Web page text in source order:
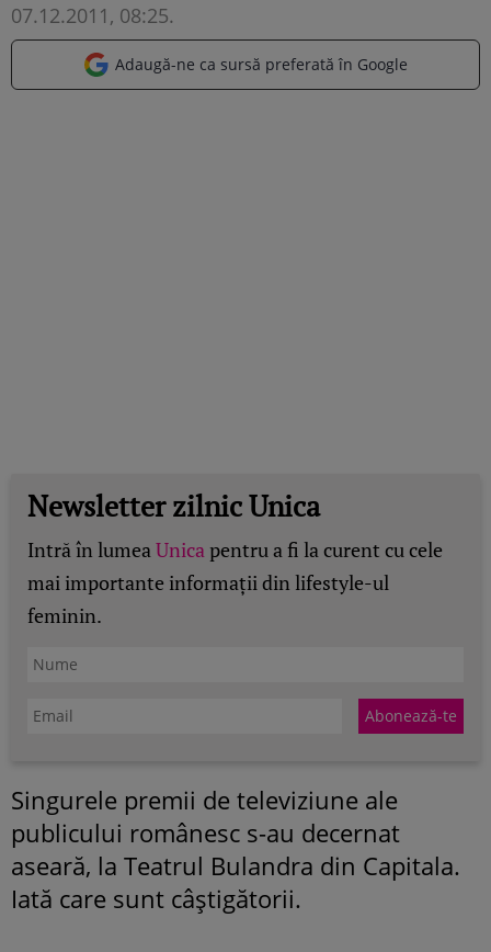
07.12.2011, 08:25.
Adaugă-ne ca sursă preferată în Google
Newsletter zilnic Unica
Intră în lumeaUnicapentru a fi la curent cu cele
mai importante informații din lifestyle-ul
feminin.
Singurele premii de televiziune ale
publicului românesc s-au decernat
aseară, la Teatrul Bulandra din Capitala.
Iată care sunt câştigătorii.